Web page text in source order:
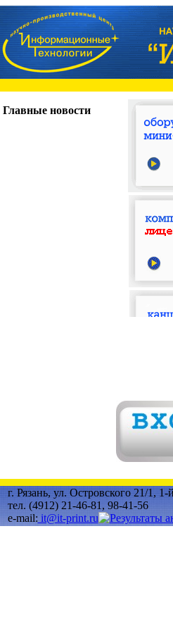
Главные новости
г. Рязань, ул. Островского 21/1, 1-
тел. (4912) 21-46-81, 98-41-56
e-mail: it@it-print.ru